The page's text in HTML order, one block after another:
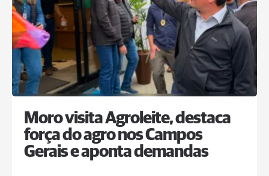
Moro visita Agroleite, destaca
força do agro nos Campos
Gerais e aponta demandas